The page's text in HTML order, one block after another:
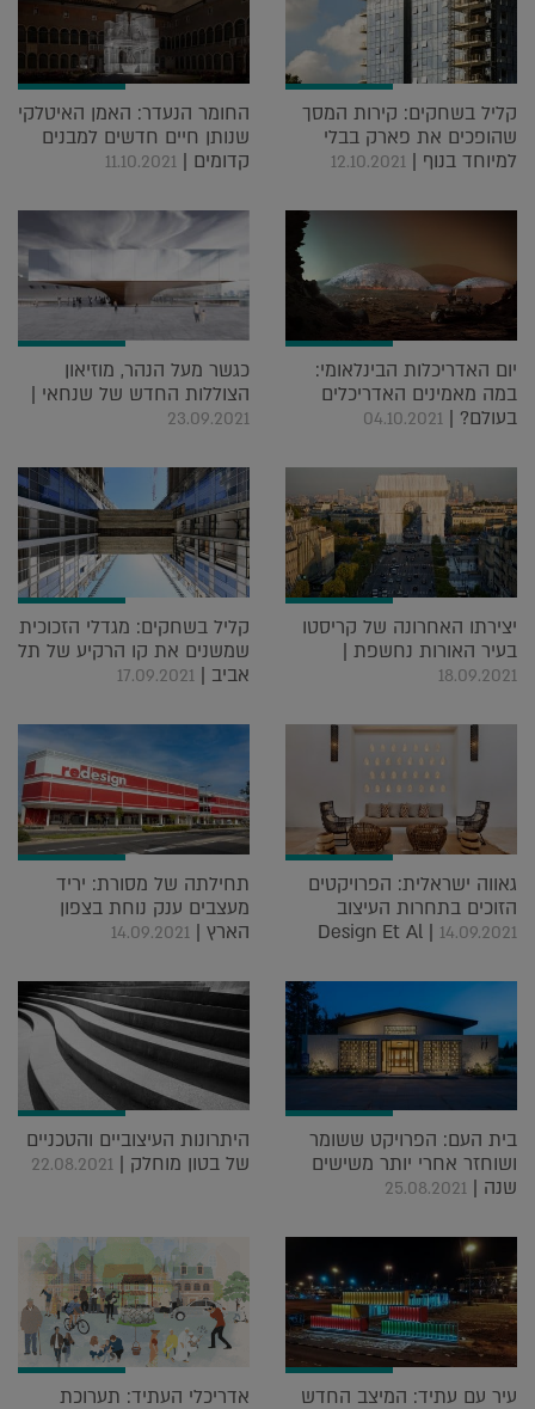
קליל בשחקים: קירות המסך
שהופכים את פארק בבלי
למיוחד בנוף | 12.10.2021
החומר הנעדר: האמן האיטלקי
שנותן חיים חדשים למבנים
קדומים | 11.10.2021
יום האדריכלות הבינלאומי:
במה מאמינים האדריכלים
בעולם? | 04.10.2021
כגשר מעל הנהר, מוזיאון
הצוללות החדש של שנחאי |
23.09.2021
יצירתו האחרונה של קריסטו
בעיר האורות נחשפת |
18.09.2021
קליל בשחקים: מגדלי הזכוכית
שמשנים את קו הרקיע של תל
אביב | 17.09.2021
גאווה ישראלית: הפרויקטים
הזוכים בתחרות העיצוב
Design Et Al | 14.09.2021
תחילתה של מסורת: יריד
מעצבים ענק נוחת בצפון
הארץ | 14.09.2021
בית העם: הפרויקט ששומר
ושוחזר אחרי יותר משישים
שנה | 25.08.2021
היתרונות העיצוביים והטכניים
של בטון מוחלק | 22.08.2021
עיר עם עתיד: המיצב החדש
אדריכלי העתיד: תערוכת